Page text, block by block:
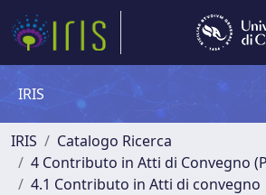
IRIS
IRIS
Catalogo Ricerca
4 Contributo in Atti di Convegno
4.1 Contributo in Atti di convegno